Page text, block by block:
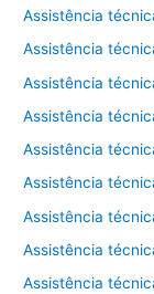
Assistência
Assistência
Assistência
Assistência
Assistência
Assistência
Assistência
Assistência
Assistência